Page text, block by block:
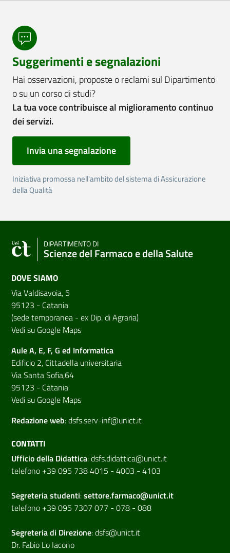
Suggerimenti e segnalazioni
Hai osservazioni, proposte o reclami sul Dipartimento
o su un corso di studi?
La tua voce contribuisce al miglioramento continuo
dei servizi.
Invia una segnalazione
Iniziativa promossa nell'ambito del sistema di Assicurazione
della Qualità
DIPARTIMENTO DI
Scienze del Farmaco e della Salute
DOVE SIAMO
Via Valdisavoia, 5
95123 - Catania
(sede temporanea - ex Dip. di Agraria)
Vedi su Google Maps
Aule A, E, F, G ed Informatica
Edificio 2, Cittadella universitaria
Via Santa Sofia,64
95123 - Catania
Vedi su Google Maps
Redazione web:dsfs.serv-inf@unict.it
CONTATTI
Ufficio della Didattica:dsfs.didattica@unict.it
telefono +39 095 738 4015 - 4003 - 4103
Segreteria studenti:settore.farmaco@unict.it
telefono +39 095 7307 077 - 078 - 088
Segreteria di Direzione:dsfs@unict.it
Dr. Fabio Lo Iacono